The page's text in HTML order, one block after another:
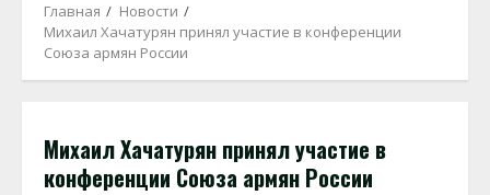
Главная
Новости
Михаил Хачатурян принял участие в конференции
Союза армян России
Михаил Хачатурян принял участие в
конференции Союза армян России